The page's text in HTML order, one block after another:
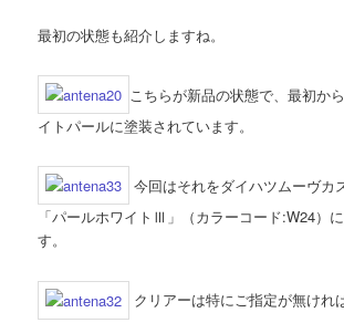
最初の状態も紹介しますね。
こちらが新品の状態で、最初か
イトパールに塗装されています。
今回はそれをダイハツムーヴカ
「パールホワイトⅢ」（カラーコード:W24）
す。
クリアーは特にご指定が無けれ